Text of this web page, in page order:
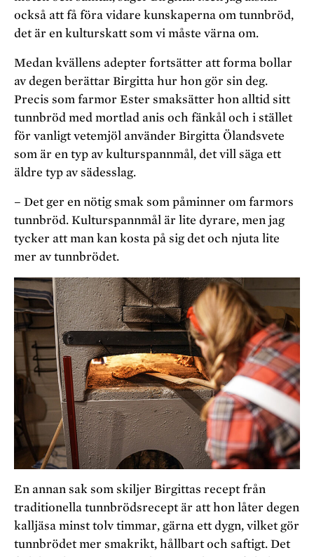
också att få föra vidare kunskaperna om tunnbröd,
det är en kulturskatt som vi måste värna om.
Medan kvällens adepter fortsätter att forma bollar
av degen berättar Birgitta hur hon gör sin deg.
Precis som farmor Ester smaksätter hon alltid sitt
tunnbröd med mortlad anis och fänkål och i stället
för vanligt vetemjöl använder Birgitta Ölandsvete
som är en typ av kulturspannmål, det vill säga ett
äldre typ av sädesslag.
– Det ger en nötig smak som påminner om farmors
tunnbröd. Kulturspannmål är lite dyrare, men jag
tycker att man kan kosta på sig det och njuta lite
mer av tunnbrödet.
En annan sak som skiljer Birgittas recept från
traditionella tunnbrödsrecept är att hon låter degen
kalljäsa minst tolv timmar, gärna ett dygn, vilket gör
tunnbrödet mer smakrikt, hållbart och saftigt. Det